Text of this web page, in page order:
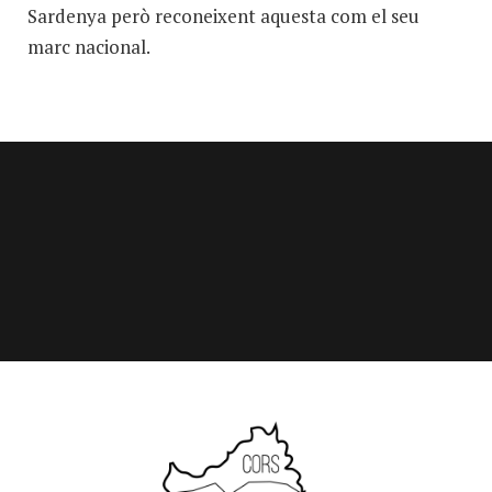
Sardenya però reconeixent aquesta com el seu
marc nacional.
Les llengües de Sardenya